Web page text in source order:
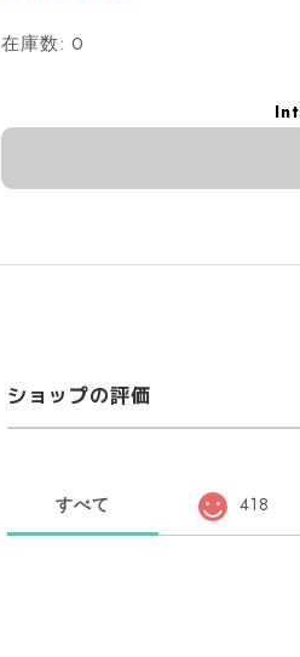
在庫数: 0
ショップの評価
すべて 418